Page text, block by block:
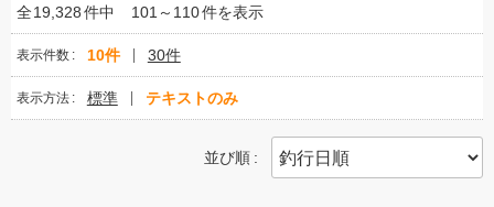
全19,328件中 101～110件を表示
表示件数 10件 30件
表示方法 標準 テキストのみ
並び順